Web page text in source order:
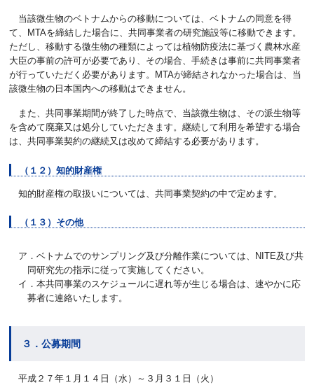
当該微生物のベトナムからの移動については、ベトナムの同意を得
て、MTAを締結した場合に、共同事業者の研究施設等に移動できます。
ただし、移動する微生物の種類によっては植物防疫法に基づく農林水産
大臣の事前の許可が必要であり、その場合、手続きは事前に共同事業者
が行っていただく必要があります。MTAが締結されなかった場合は、当
該微生物の日本国内への移動はできません。
また、共同事業期間が終了した時点で、当該微生物は、その派生物等
を含めて廃棄又は処分していただきます。継続して利用を希望する場合
は、共同事業契約の継続又は改めて締結する必要があります。
（１２）知的財産権
知的財産権の取扱いについては、共同事業契約の中で定めます。
（１３）その他
ア．ベトナムでのサンプリング及び分離作業については、NITE及び共
同研究先の指示に従って実施してください。
イ．本共同事業のスケジュールに遅れ等が生じる場合は、速やかに応
募者に連絡いたします。
３．公募期間
平成２７年１月１４日（水）～３月３１日（火）